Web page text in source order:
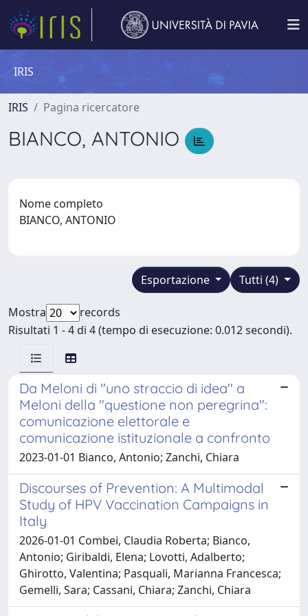
IRIS
IRIS Pagina ricercatore
BIANCO, ANTONIO
Nome completo
BIANCO, ANTONIO
Tutti (4)
Esportazione
Mostra
records
Risultati 1 - 4 di 4 (tempo di esecuzione: 0.012 secondi).
Da Meloni di "uno straccio di idea" a
Meloni della "questione non peregrina":
comunicazione elettorale e
comunicazione istituzionale a confronto
2023-01-01 Bianco, Antonio; Zanchi, Chiara
Discourses of Prevention: A Multimodal
Study of HPV Vaccination Campaigns in
Italy
2026-01-01 Combei, Claudia Roberta; Bianco,
Antonio; Giribaldi, Elena; Lovotti, Adalberto;
Ghirotto, Valentina; Pasquali, Marianna Francesca;
Gemelli, Sara; Cassani, Chiara; Zanchi, Chiara